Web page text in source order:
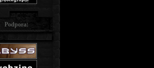
Podpora: